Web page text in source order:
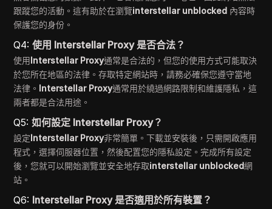
跟蹤您的活動。這有助於在瀏覽interstellar unblocked 內容時
保護您的身份。
Q4:使用 Interstellar Proxy 是否合法？
使用Interstellar Proxy通常是合法的，但您的使用方式可能取決
於您所在地區的法律。存取特定網站時，請務必確保您遵守當地
法律。 Interstellar Proxy通常用於繞過網路限制和維護隱私，這
兩者都是合法用途。
Q5:如何設定 Interstellar Proxy？
設定Interstellar Proxy非常簡單。下載並安裝後，只需開啟應用
程式，選擇伺服器位置，然後配置您的隱私設定。完成所有設定
後，您就可以開始瀏覽並安全地存取interstellar unblocked網
站。
Q6: Interstellar Proxy 是否適用於所有裝置？